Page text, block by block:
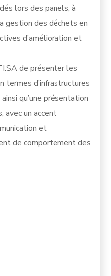
lors des panels, à
gestion des déchets en
d’amélioration et
de présenter les
termes d’infrastructures
qu’une présentation
avec un accent
et
de comportement des